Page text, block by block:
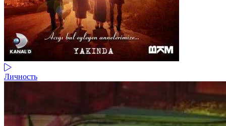
Личность